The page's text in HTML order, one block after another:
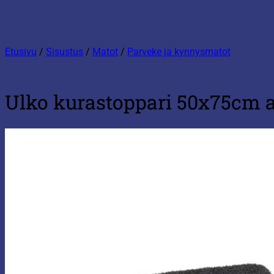
Etusivu / Sisustus / Matot / Parveke ja kynnysmatot
Ulko kurastoppari 50x75cm